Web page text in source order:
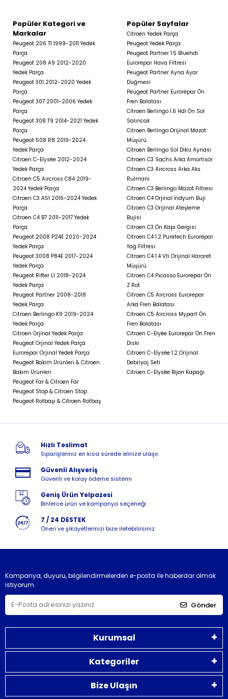
Popüler Kategori ve
Markalar
Peugeot 206 T1 1999-2011 Yedek
Parça
Peugeot 208 A9 2012-2020
Yedek Parça
Peugeot 301 2012-2020 Yedek
Parça
Peugeot 307 2001-2006 Yedek
Parça
Peugeot 308 T9 2014-2021 Yedek
Parça
Peugeot 508 R8 2019-2024
Yedek Parça
Citroen C-Elysée 2012-2024
Yedek Parça
Citroen C5 Aircross C84 2019-
2024 Yedek Parça
Citroen C3 A51 2016-2024 Yedek
Parça
Citroen C4 B7 2011-2017 Yedek
Parça
Peugeot 2008 P24E 2020-2024
Yedek Parça
Peugeot 3008 P84E 2017-2024
Yedek Parça
Peugeot Rifter L1 2018-2024
Yedek Parça
Peugeot Partner 2008-2018
Yedek Parça
Citroen Berlingo K9 2019-2024
Yedek Parça
Citroen Orjinal Yedek Parça
Peugeot Orjinal Yedek Parça
Eurorepar Orjinal Yedek Parça
Peugeot Bakım Ürünleri & Citroen
Bakım Ürünleri
Peugeot Far & Citroen Far
Peugeot Stop & Citroen Stop
Peugeot Rotbaşı & Citroen Rotbaş
Popüler Sayfalar
Citroen Yedek Parça
Peugeot Yedek Parça
Peugeot Partner 1.5 Bluehdi
Eurorepar Hava Filtresi
Peugeot Partner Ayna Ayar
Düğmesi
Peugeot Partner Eurorepar Ön
Fren Balatası
Citroen Berlingo 1.6 Hdi Ön Sol
Salıncak
Citroen Berlingo Orijinal Mazot
Müşürü
Citroen Berlingo Sol Dikiz Aynası
Citroen C3 Sachs Arka Amortisör
Citroen C3 Aircross Arka Aks
Rulmanı
Citroen C3 Berlingo Mazot Filtresi
Citroen C4 Orjinal İridyum Buji
Citroen C3 Orijinal Ateşleme
Bujisi
Citroen C3 Ön Kapı Gergisi
Citroen C4 1.2 Puretech Eurorepar
Yağ Filtresi
Citroen C4 1.4 Vti Orijinal Hararet
Müşürü
Citroen C4 Picasso Eurorepar Ön
Z Rot
Citroen C5 Aircross Eurorepar
Arka Fren Balatası
Citroen C5 Aircross Mypart Ön
Fren Balatası
Citroen C-Elyée Eurorepar Ön Fren
Diski
Citroen C-Elysée 1.2 Orijinal
Debriyaj Seti
Citroen C-Elysée Bijon Kapağı
Hızlı Teslimat
Siparişleriniz en kısa sürede elinize ulaşır.
Güvenli Alışveriş
Güvenli ve kolay ödeme sistemi
Geniş Ürün Yelpazesi
Binlerce ürün ve kampanya seçeneği
7 / 24 DESTEK
Öneri ve şikayetlerinizi bize iletebilirsiniz.
Kampanya, duyuru, bilgilendirmelerden e-posta ile haberdar olmak
istiyorum.
Gönder
Kurumsal
Kategoriler
Bize Ulaşın